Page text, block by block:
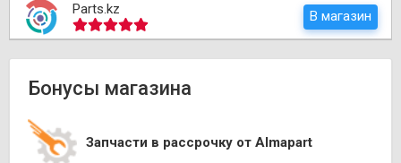
Parts.kz В магазин
Бонусы магазина
Запчасти в рассрочку от Almapart